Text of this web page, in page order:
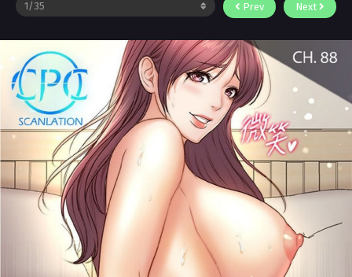
Prev Next